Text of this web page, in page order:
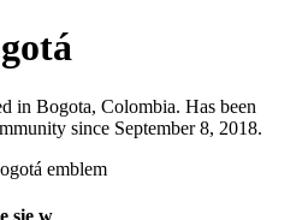
in Bogota, Colombia. Has been
since September 8, 2018.